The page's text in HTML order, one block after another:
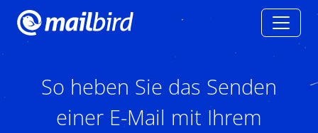
So heben Sie das Senden
einer E-Mail mit Ihrem